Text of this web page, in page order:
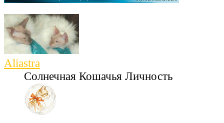
Aliastra
Солнечная Кошачья Личность